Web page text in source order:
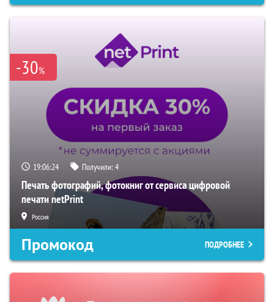
-30%
19:06:23 Получили:4
Печать фотографий, фотокниг от сервиса цифровой
печати netPrint
Россия
Промокод ПОДРОБНЕЕ